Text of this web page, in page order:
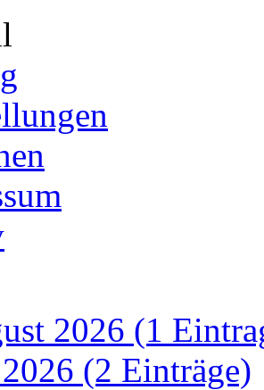
2026 (1
(2 Einträge)